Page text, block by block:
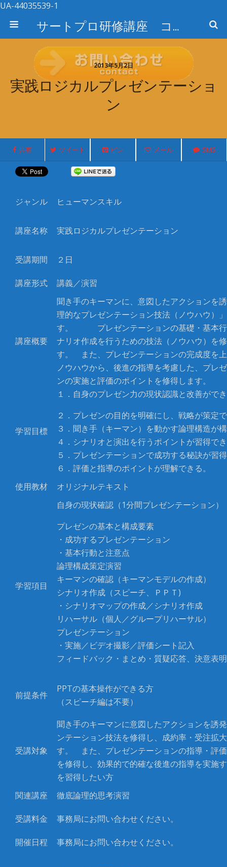
UA-44035539-1
サートプロ研修講座 コース検索
2013年5月2日
実践ロジカルプレゼンテーショ
ン
共有 ツイート ピン メール SMS
ジャンル ヒューマンスキル
講座名称 実践ロジカルプレゼンテーション
受講期間 ２日
講座形式 講義／演習
講座概要
聞き手のキーマンに、意図したアクションを
理的なプレゼンテーション技法（ノウハウ）
す。 プレゼンテーションの基礎・基本行
ナリオ作成を行うための技法（ノウハウ）を
す。 また、プレゼンテーションの完成度を
ノウハウから、後進の指導を考慮した、プレ
ンの実施と評価のポイントを修得します。
学習目標
１．自身のプレゼン力の現状認識と改善がで
２．プレゼンの目的を明確にし、戦略が策定
３．聞き手（キーマン）を動かす論理構造が
４．シナリオと演出を行うポイントが習得で
５．プレゼンテーションで成功する秘訣が習
６．評価と指導のポイントが理解できる。
使用教材
オリジナルテキスト
学習項目
自身の現状確認（1分間プレゼンテーション）
プレゼンの基本と構成要素
・成功するプレゼンテーション
・基本行動と注意点
論理構成策定演習
キーマンの確認（キーマンモデルの作成）
シナリオ作成（スピーチ、ＰＰＴ)
・シナリオマップの作成／シナリオ作成
リハーサル（個人／グループリハーサル）
プレゼンテーション
・実施／ビデオ撮影／評価シート記入
フィードバック・まとめ・質疑応答、決意表明
前提条件
PPTの基本操作ができる方
（スピーチ編は不要）
受講対象
聞き手のキーマンに意図したアクションを誘
ンテーション技法を修得し、成約率・受注拡
す。 また、プレゼンテーションの指導・評
を修得し、効果的で的確な後進の指導を実施
を習得したい方
関連講座
徹底論理的思考演習
受講料金 事務局にお問い合わせください。
開催日程 事務局にお問い合わせください。